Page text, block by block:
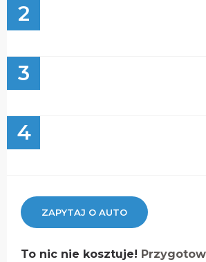
2
3
4
ZAPYTAJ O AUTO
To nic nie kosztuje!